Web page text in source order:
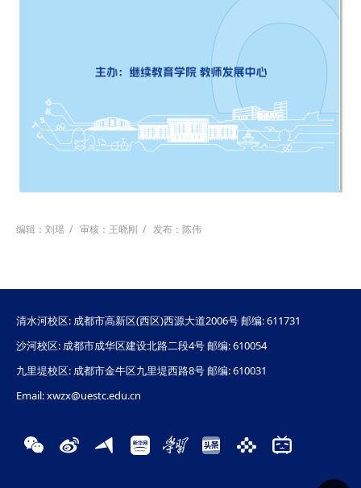
编辑：刘瑶 / 审核：王晓刚 / 发布：陈伟
清水河校区: 成都市高新区(西区)西源大道2006号 邮编: 611731
沙河校区: 成都市成华区建设北路二段4号 邮编: 610054
九里堤校区: 成都市金牛区九里堤西路8号 邮编: 610031
Email: xwzx@uestc.edu.cn